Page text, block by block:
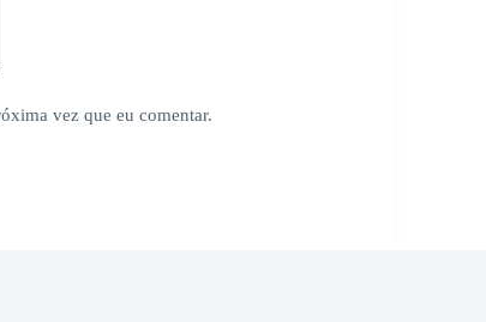
vez que eu comentar.